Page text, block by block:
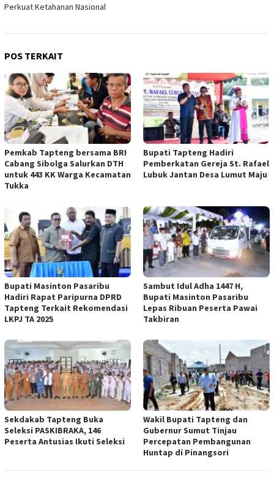
Perkuat Ketahanan Nasional
POS TERKAIT
Pemkab Tapteng bersama BRI
Cabang Sibolga Salurkan DTH
untuk 443 KK Warga Kecamatan
Tukka
Bupati Tapteng Hadiri
Pemberkatan Gereja St. Rafael
Lubuk Jantan Desa Lumut Maju
Bupati Masinton Pasaribu
Hadiri Rapat Paripurna DPRD
Tapteng Terkait Rekomendasi
LKPJ TA 2025
Sambut Idul Adha 1447 H,
Bupati Masinton Pasaribu
Lepas Ribuan Peserta Pawai
Takbiran
Sekdakab Tapteng Buka
Seleksi PASKIBRAKA, 146
Peserta Antusias Ikuti Seleksi
Wakil Bupati Tapteng dan
Gubernur Sumut Tinjau
Percepatan Pembangunan
Huntap di Pinangsori